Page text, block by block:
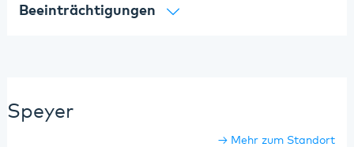
Beeinträchtigungen
Speyer
Mehr zum Standort